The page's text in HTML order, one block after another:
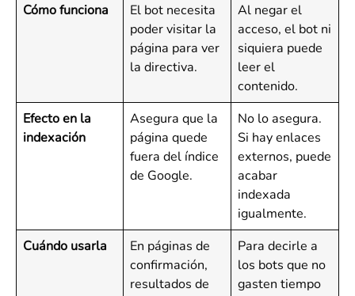
Cómo funciona
El bot necesita
poder visitar la
página para ver
la directiva.
Al negar el
acceso, el bot ni
siquiera puede
leer el
contenido.
Efecto en la
indexación
Asegura que la
página quede
fuera del índice
de Google.
No lo asegura.
Si hay enlaces
externos, puede
acabar
indexada
igualmente.
Cuándo usarla
En páginas de
confirmación,
resultados de
Para decirle a
los bots que no
gasten tiempo